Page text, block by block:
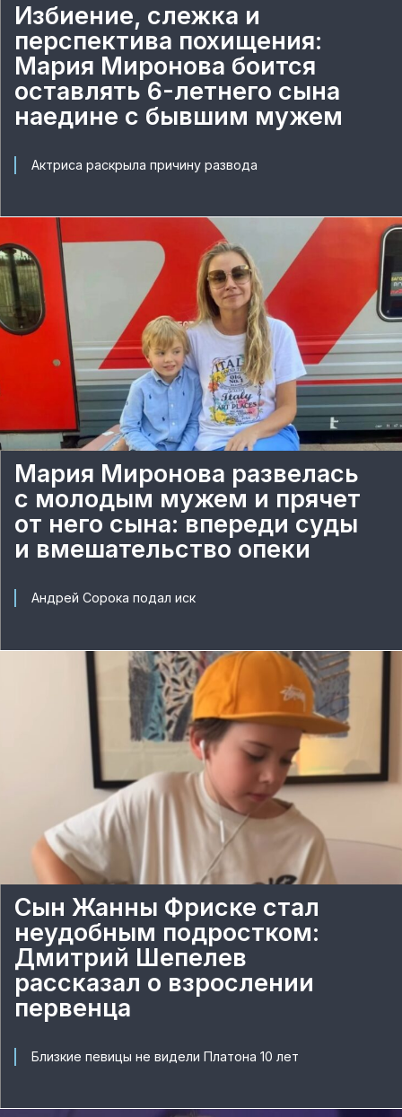
Избиение, слежка и
перспектива похищения:
Мария Миронова боится
оставлять 6-летнего сына
наедине с бывшим мужем
Актриса раскрыла причину развода
Мария Миронова развелась
с молодым мужем и прячет
от него сына: впереди суды
и вмешательство опеки
Андрей Сорока подал иск
Сын Жанны Фриске стал
неудобным подростком:
Дмитрий Шепелев
рассказал о взрослении
первенца
Близкие певицы не видели Платона 10 лет